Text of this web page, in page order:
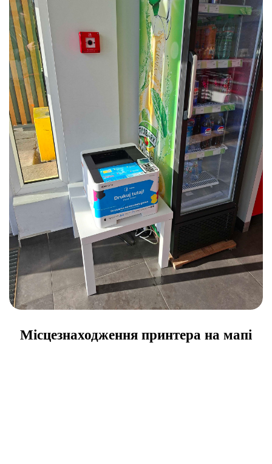
Місцезнаходження принтера на мапі